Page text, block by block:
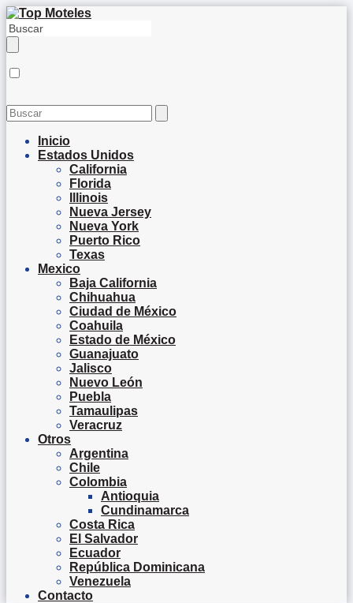
Inicio
Estados Unidos
California
Florida
Illinois
Nueva Jersey
Nueva York
Puerto Rico
Texas
Mexico
Baja California
Chihuahua
Ciudad de México
Coahuila
Estado de México
Guanajuato
Jalisco
Nuevo León
Puebla
Tamaulipas
Veracruz
Otros
Argentina
Chile
Colombia
Antioquia
Cundinamarca
Costa Rica
El Salvador
Ecuador
República Dominicana
Venezuela
Contacto